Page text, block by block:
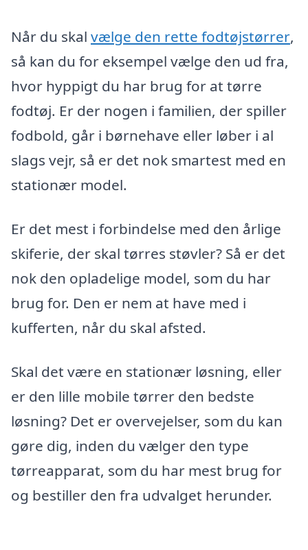
Når du skal vælge den rette fodtøjstørrer,
så kan du for eksempel vælge den ud fra,
hvor hyppigt du har brug for at tørre
fodtøj. Er der nogen i familien, der spiller
fodbold, går i børnehave eller løber i al
slags vejr, så er det nok smartest med en
stationær model.
Er det mest i forbindelse med den årlige
skiferie, der skal tørres støvler? Så er det
nok den opladelige model, som du har
brug for. Den er nem at have med i
kufferten, når du skal afsted.
Skal det være en stationær løsning, eller
er den lille mobile tørrer den bedste
løsning? Det er overvejelser, som du kan
gøre dig, inden du vælger den type
tørreapparat, som du har mest brug for
og bestiller den fra udvalget herunder.